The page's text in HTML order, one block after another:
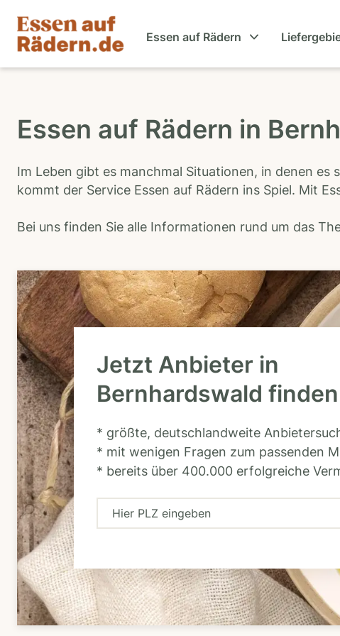
Essen auf Rädern
Essen auf Rädern in
Im Leben gibt es manchmal Situationen, in denen
kommt der Service Essen auf Rädern ins Spiel. Mit
Bei uns finden Sie alle Informationen rund um das
Jetzt Anbieter in
Bernhardswald finden
* größte, deutschlandweite
* mit wenigen Fragen zum passenden
* bereits über 400.000 erfolgreiche
H
r
P
L